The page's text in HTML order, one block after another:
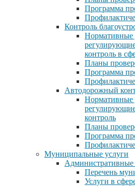
Программа
Контроль
Нормативные
контроль в
Планы
Программа
Автодорожный
Нормативные
контроль
Планы
Программа
Муниципальные услуги
Административные
Перечень
Услуги в